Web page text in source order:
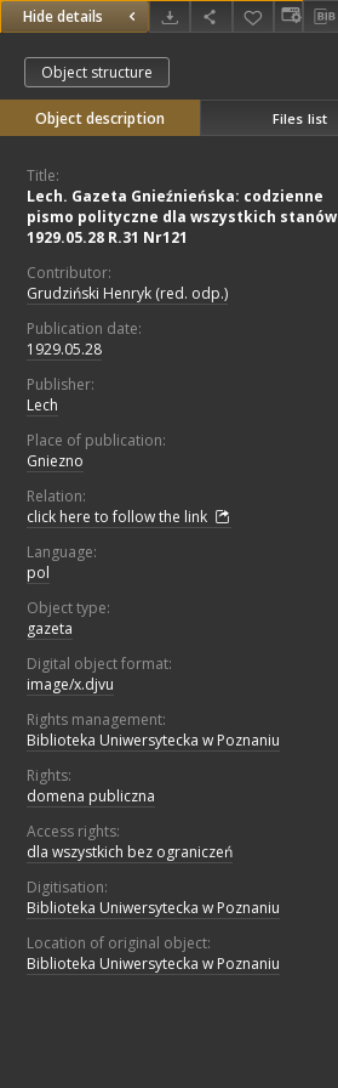
Hide details
Object structure
Object description Files list
Title:
Lech. Gazeta Gnieźnieńska: codzienne
pismo polityczne dla wszystkich stanów
1929.05.28 R.31 Nr121
Contributor:
Grudziński Henryk (red. odp.)
Publication date:
1929.05.28
Publisher:
Lech
Place of publication:
Gniezno
Relation:
click here to follow the link
Language:
pol
Object type:
gazeta
Digital object format:
image/x.djvu
Rights management:
Biblioteka Uniwersytecka w Poznaniu
Rights:
domena publiczna
Access rights:
dla wszystkich bez ograniczeń
Digitisation:
Biblioteka Uniwersytecka w Poznaniu
Location of original object:
Biblioteka Uniwersytecka w Poznaniu